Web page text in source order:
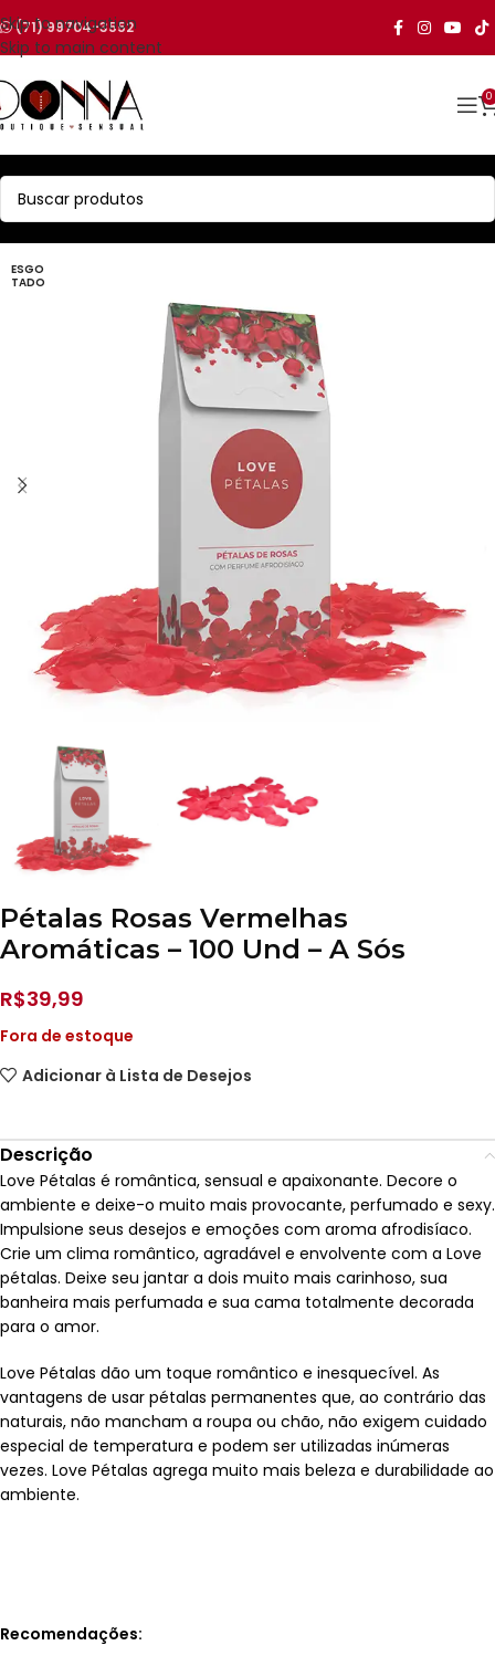
Skip to navigation
Skip to main content
(71) 99704-3552
0
ESGO
TADO
Pétalas Rosas Vermelhas
Aromáticas – 100 Und – A Sós
R$39,99
Fora de estoque
Adicionar à Lista de Desejos
Descrição
Love Pétalas é romântica, sensual e apaixonante. Decore o
ambiente e deixe-o muito mais provocante, perfumado e sexy.
Impulsione seus desejos e emoções com aroma afrodisíaco.
Crie um clima romântico, agradável e envolvente com a Love
pétalas. Deixe seu jantar a dois muito mais carinhoso, sua
banheira mais perfumada e sua cama totalmente decorada
para o amor.
Love Pétalas dão um toque romântico e inesquecível. As
vantagens de usar pétalas permanentes que, ao contrário das
naturais, não mancham a roupa ou chão, não exigem cuidado
especial de temperatura e podem ser utilizadas inúmeras
vezes. Love Pétalas agrega muito mais beleza e durabilidade ao
ambiente.
Recomendações: